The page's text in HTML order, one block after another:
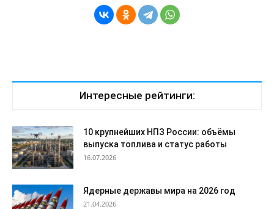
Интересные рейтинги:
10 крупнейших НПЗ России: объёмы
выпуска топлива и статус работы
16.07.2026
Ядерные державы мира на 2026 год
21.04.2026